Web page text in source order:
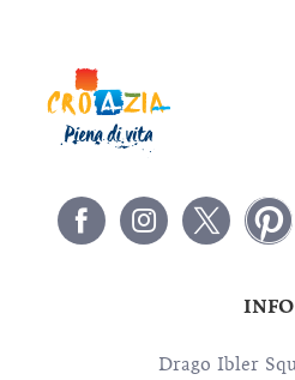
INFO
Drago Ibler